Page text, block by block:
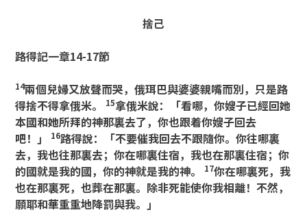
捨己
路得記一章14-17節
14兩個兒婦又放聲而哭，俄珥巴與婆婆親嘴而別，只是路
得捨不得拿俄米。
15拿俄米說：「看哪，你嫂子已經回她
本國和她所拜的神那裏去了，你也跟着你嫂子回去
吧！」
16路得說：「不要催我回去不跟隨你。你往哪裏
去，我也往那裏去；你在哪裏住宿，我也在那裏住宿；你
的國就是我的國，你的神就是我的神。
17你在哪裏死，我
也在那裏死，也葬在那裏。除非死能使你我相離！不然，
願耶和華重重地降罰與我。」